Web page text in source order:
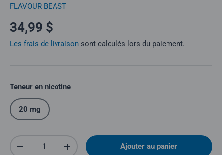
FLAVOUR BEAST
Prix normal
34,99 $
Les frais de livraison sont calculés lors du paiement.
Teneur en nicotine
20 mg
Quantité
Réduire la quantitéAugmenter la quantitéAjouter au panier